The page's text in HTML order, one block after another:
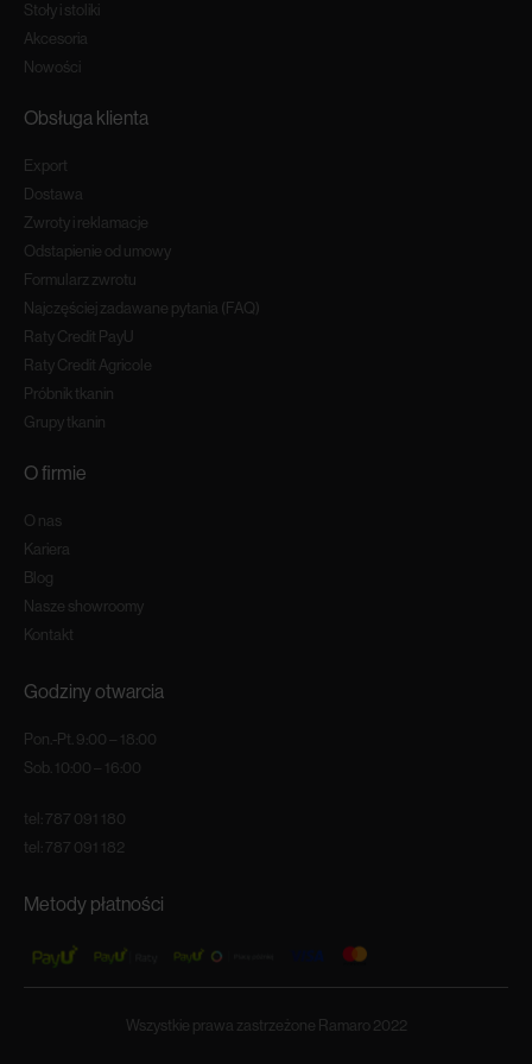
Stoły i stoliki
Akcesoria
Nowości
Obsługa klienta
Export
Dostawa
Zwroty i reklamacje
Odstapienie od umowy
Formularz zwrotu
Najczęściej zadawane pytania (FAQ)
Raty Credit PayU
Raty Credit Agricole
Próbnik tkanin
Grupy tkanin
O firmie
O nas
Kariera
Blog
Nasze showroomy
Kontakt
Godziny otwarcia
Pon.-Pt. 9:00 – 18:00
Sob. 10:00 – 16:00
tel: 787 091 180
tel: 787 091 182
Metody płatności
Wszystkie prawa zastrzeżone Ramaro 2022